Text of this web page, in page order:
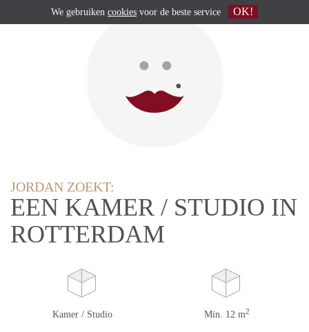
JORDAN ZOEKT:
EEN KAMER / STUDIO IN
ROTTERDAM
Kamer / Studio Min. 12 m2
We gebruiken cookies voor de beste service OK!